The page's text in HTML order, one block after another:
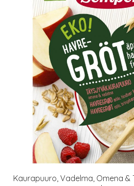
Kaurapuuro, Vadelma, Omena &